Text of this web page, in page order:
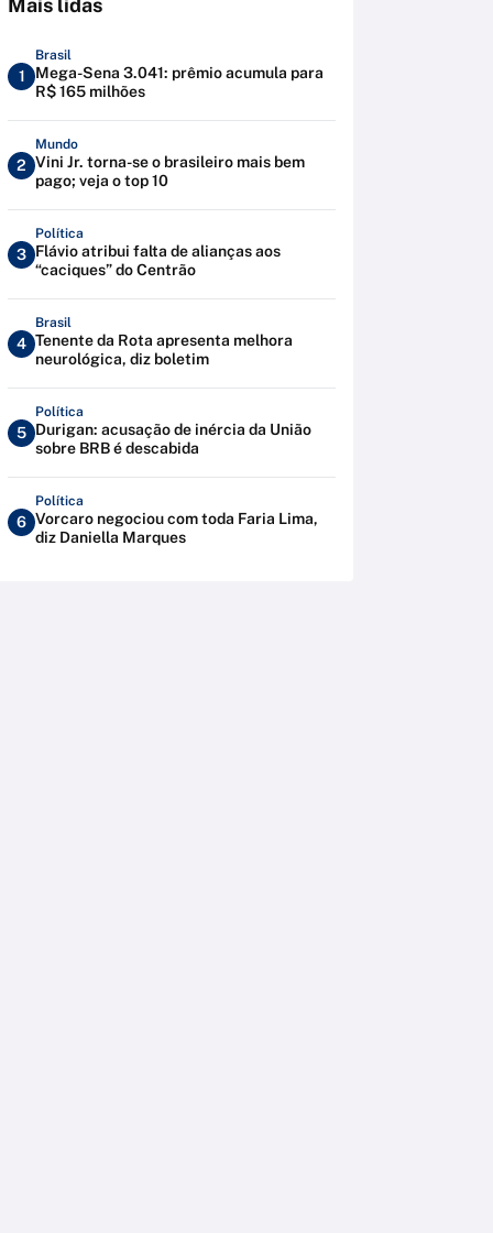
Mais lidas
1
Brasil
Mega-Sena 3.041: prêmio acumula para
R$ 165 milhões
2
Mundo
Vini Jr. torna-se o brasileiro mais bem
pago; veja o top 10
3
Política
Flávio atribui falta de alianças aos
“caciques” do Centrão
4
Brasil
Tenente da Rota apresenta melhora
neurológica, diz boletim
5
Política
Durigan: acusação de inércia da União
sobre BRB é descabida
6
Política
Vorcaro negociou com toda Faria Lima,
diz Daniella Marques